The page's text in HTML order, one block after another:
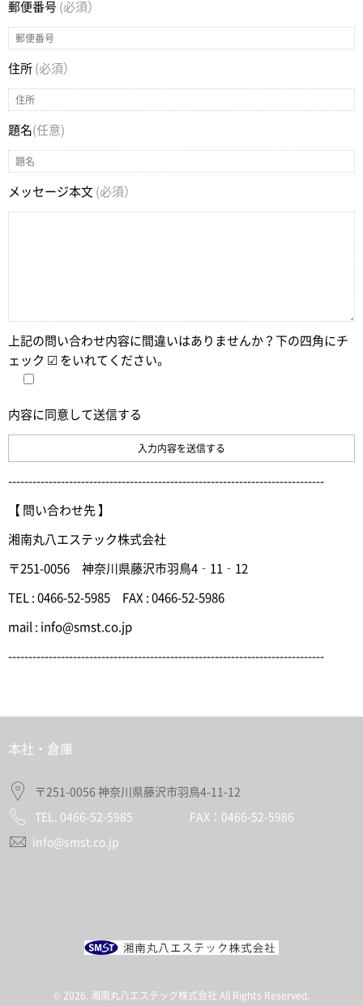
郵便番号 (必須）
住所 (必須）
題名(任意)
メッセージ本文 (必須）
上記の問い合わせ内容に間違いはありませんか？下の四角にチ
ェック ☑ をいれてください。
内容に同意して送信する
------------------------------------------------------------------------------
【 問い合わせ先 】
湘南丸八エステック株式会社
〒251-0056 神奈川県藤沢市羽鳥4‐11‐12
TEL : 0466-52-5985 FAX : 0466-52-5986
mail : info@smst.co.jp
------------------------------------------------------------------------------
本社・倉庫
〒251-0056 神奈川県藤沢市羽鳥4-11-12
TEL. 0466-52-5985 FAX：0466-52-5986
info@smst.co.jp
© 2026. 湘南丸八エステック株式会社 All Rights Reserved.